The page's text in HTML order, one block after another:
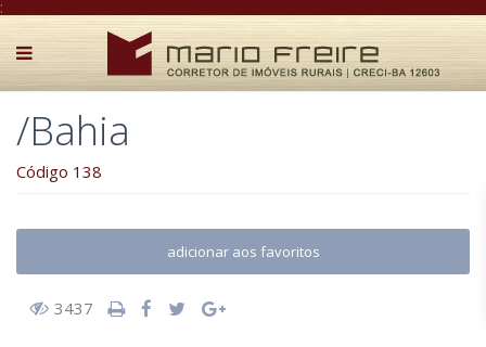
:
/Bahia
Código 138
adicionar aos favoritos
3437